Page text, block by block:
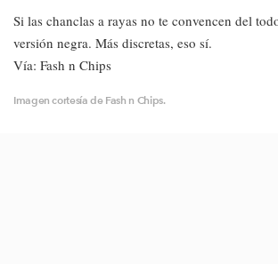
Si las chanclas a rayas no te convencen del
versión negra. Más discretas, eso sí.
Vía: Fash n Chips
Imagen cortesía de Fash n Chips.